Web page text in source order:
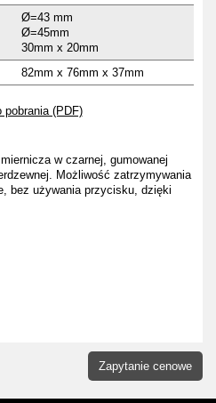
Ø=43 mm
Ø=45mm
30mm x 20mm
82mm x 76mm x 37mm
pobrania (PDF)
w czarnej, gumowanej
Możliwość zatrzymywania
bez używania przycisku, dzięki
Zapytanie cenowe